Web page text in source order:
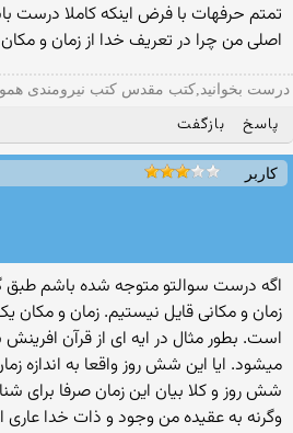
تمتم حرفهات با فرض اینکه کاملا درست
اصلی من چرا در تعریف خدا از زمان و
درست بخوانید,کتب مقدس کتب نیرومندی
پاسخ بازگفت
کاربر
اگه درست سوالتو متوجه شده باشم طبق
زمان و مکانی قایل نیستیم. زمان و مکان
است. بطور مثال در ایه ای از قرآن
میشود. ایا این شش روز واقعا به اندازه
شش روز و کلا بیان این زمان صرفا برای
وگرنه به عقیده من وجود و ذات خدا عاری